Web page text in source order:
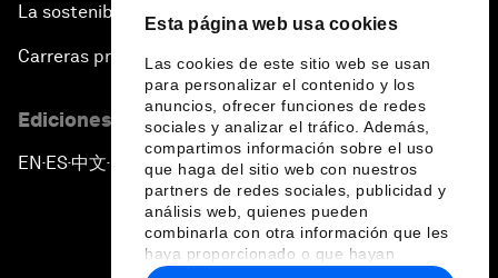
Esta página web usa cookies
Las cookies de este sitio web se usan
para personalizar el contenido y los
anuncios, ofrecer funciones de redes
sociales y analizar el tráfico. Además,
compartimos información sobre el uso
que haga del sitio web con nuestros
partners de redes sociales, publicidad y
análisis web, quienes pueden
combinarla con otra información que les
haya proporcionado o que hayan
La sostenibilidad en el Foro
Carreras profesionales
Ediciones en otros idiomas
EN ▪ ES▪中文▪ 日本語